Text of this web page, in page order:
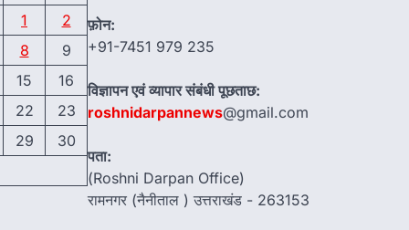
1
2
8
9
15
16
22
23
29
30
फ़ोन:
+91-7451 979 235
विज्ञापन एवं व्यापार संबंधी पूछताछ:
roshnidarpannews@gmail.com
पता:
(Roshni Darpan Office)
रामनगर (नैनीताल ) उत्तराखंड - 263153